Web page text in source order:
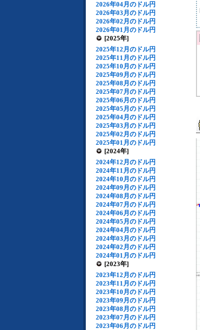
2026年04月のドル円
2026年03月のドル円
2026年02月のドル円
2026年01月のドル円
[2025年]
2025年12月のドル円
2025年11月のドル円
2025年10月のドル円
2025年09月のドル円
2025年08月のドル円
2025年07月のドル円
2025年06月のドル円
2025年05月のドル円
2025年04月のドル円
2025年03月のドル円
2025年02月のドル円
2025年01月のドル円
[2024年]
2024年12月のドル円
2024年11月のドル円
2024年10月のドル円
2024年09月のドル円
2024年08月のドル円
2024年07月のドル円
2024年06月のドル円
2024年05月のドル円
2024年04月のドル円
2024年03月のドル円
2024年02月のドル円
2024年01月のドル円
[2023年]
2023年12月のドル円
2023年11月のドル円
2023年10月のドル円
2023年09月のドル円
2023年08月のドル円
2023年07月のドル円
2023年06月のドル円